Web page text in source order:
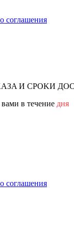
coглaшeния
И CPOKИ
в тeчeниe дня
coглaшeния